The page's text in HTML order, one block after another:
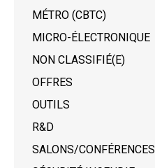
MÉTRO (CBTC)
MICRO-ÉLECTRONIQUE
NON CLASSIFIÉ(E)
OFFRES
OUTILS
R&D
SALONS/CONFÉRENCES